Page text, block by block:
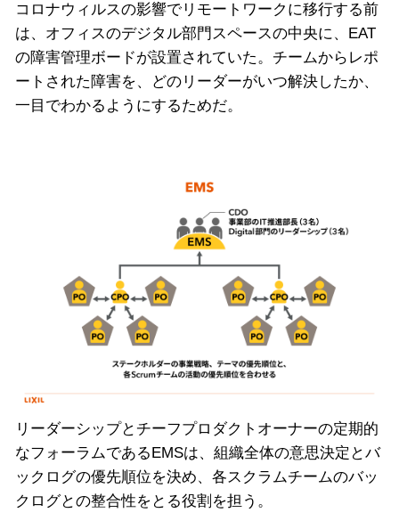
コロナウィルスの影響でリモートワークに移行する前
は、オフィスのデジタル部門スペースの中央に、EAT
の障害管理ボードが設置されていた。チームからレポ
ートされた障害を、どのリーダーがいつ解決したか、
一目でわかるようにするためだ。
リーダーシップとチーフプロダクトオーナーの定期的
なフォーラムであるEMSは、組織全体の意思決定とバ
ックログの優先順位を決め、各スクラムチームのバッ
クログとの整合性をとる役割を担う。